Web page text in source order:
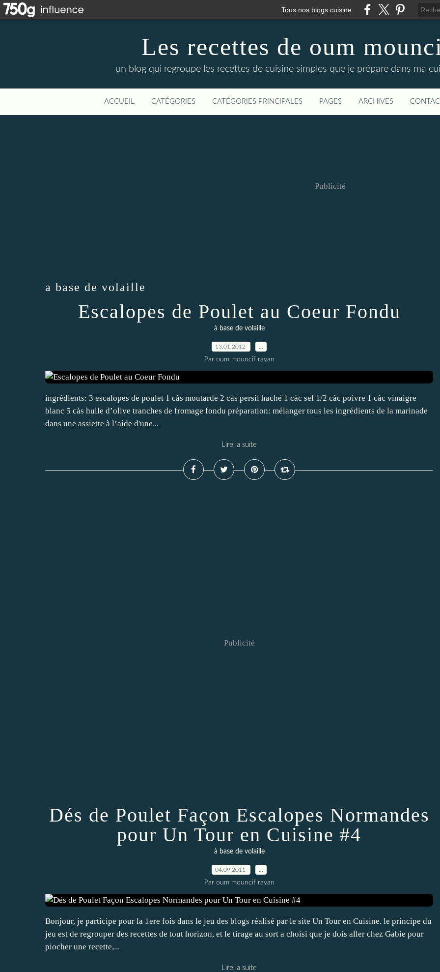
Tous nos blogs cuisine
Les recettes de oum
un blog qui regroupe les recettes de cuisine simples que je prépare dans ma
ACCUEIL CATÉGORIES CATÉGORIES PRINCIPALES PAGES ARCHIVES
Publicité
a base de volaille
Escalopes de Poulet au Coeur Fondu
à base de volaille
13.01.2012
Par oum mouncif rayan
ingrédients: 3 escalopes de poulet 1 càs moutarde 2 càs persil haché 1 càc sel 1/2 càc poivre 1 càc vinaigre
blanc 5 càs huile d’olive tranches de fromage fondu préparation: mélanger tous les ingrédients de la marinade
dans une assiette à l’aide d'une...
Lire la suite
Publicité
Dés de Poulet Façon Escalopes Normandes
pour Un Tour en Cuisine #4
à base de volaille
04.09.2011
Par oum mouncif rayan
Bonjour, je participe pour la 1ere fois dans le jeu des blogs réalisé par le site Un Tour en Cuisine. le principe du
jeu est de regrouper des recettes de tout horizon, et le tirage au sort a choisi que je dois aller chez Gabie pour
piocher une recette,...
Lire la suite